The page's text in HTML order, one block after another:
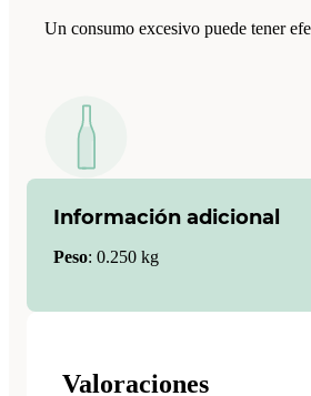
Un consumo excesivo puede tener
Información adicional
Peso: 0.250 kg
Valoraciones